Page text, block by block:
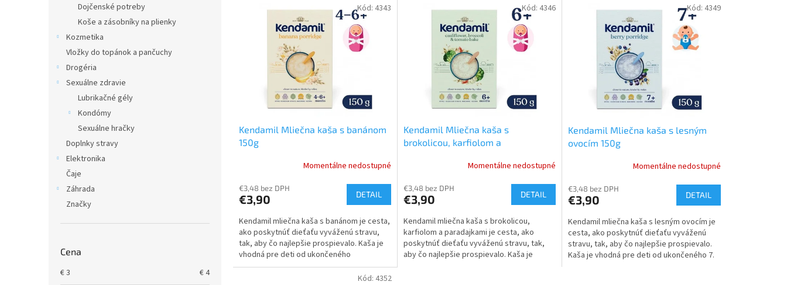
Dojčenské potreby
Koše a zásobníky na plienky
Kozmetika
Vložky do topánok a pančuchy
Drogéria
Sexuálne zdravie
Lubrikačné gély
Kondómy
Sexuálne hračky
Doplnky stravy
Elektronika
Čaje
Záhrada
Značky
Cena
€3 €4
Kendamil Mliečna kaša s banánom
150g
Momentálne nedostupné
€3,48 bez DPH
€3,90 DETAIL
Kendamil mliečna kaša s banánom je cesta,
ako poskytnúť dieťaťu vyváženú stravu,
tak, aby čo najlepšie prospievalo. Kaša je
vhodná pre deti od ukončeného
4.-6.mesiaca.
Kód: 4343
Kendamil Mliečna kaša s
brokolicou, karfiolom a
Momentálne nedostupné
€3,48 bez DPH
€3,90 DETAIL
Kendamil mliečna kaša s brokolicou,
karfiolom a paradajkami je cesta, ako
poskytnúť dieťaťu vyváženú stravu, tak,
aby čo najlepšie prospievalo. Kaša je
Kód: 4346
Kendamil Mliečna kaša s lesným
ovocím 150g
Momentálne nedostupné
€3,48 bez DPH
€3,90 DETAIL
Kendamil mliečna kaša s lesným ovocím je
cesta, ako poskytnúť dieťaťu vyváženú
stravu, tak, aby čo najlepšie prospievalo.
Kaša je vhodná pre deti od ukončeného 7.
Kód: 4349
Kód: 4352